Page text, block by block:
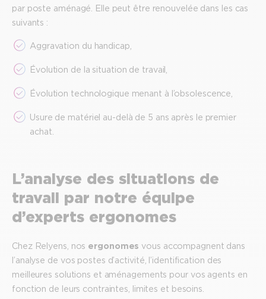
par poste aménagé. Elle peut être renouvelée dans les cas
suivants :
Aggravation du handicap,
Évolution de la situation de travail,
Évolution technologique menant à l’obsolescence,
Usure de matériel au-delà de 5 ans après le premier
achat.
L’analyse des situations de
travail par notre équipe
d’experts ergonomes
Chez Relyens, nos ergonomes vous accompagnent dans
l’analyse de vos postes d’activité, l’identification des
meilleures solutions et aménagements pour vos agents en
fonction de leurs contraintes, limites et besoins.